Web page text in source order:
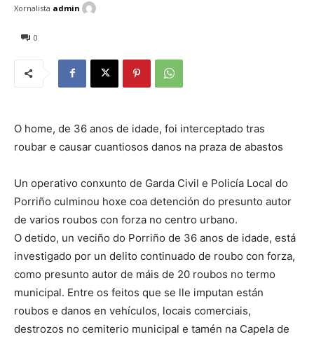
0
Xornalista admin
O home, de 36 anos de idade, foi interceptado tras
roubar e causar cuantiosos danos na praza de abastos
Un operativo conxunto de Garda Civil e Policía Local do
Porriño culminou hoxe coa detención do presunto autor
de varios roubos con forza no centro urbano.
O detido, un veciño do Porriño de 36 anos de idade, está
investigado por un delito continuado de roubo con forza,
como presunto autor de máis de 20 roubos no termo
municipal. Entre os feitos que se lle imputan están
roubos e danos en vehículos, locais comerciais,
destrozos no cemiterio municipal e tamén na Capela de